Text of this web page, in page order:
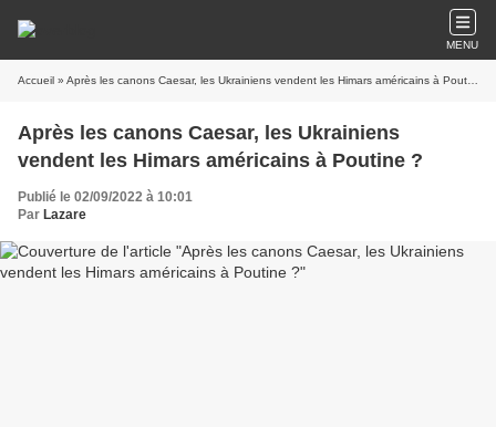
MENU
Accueil » Après les canons Caesar, les Ukrainiens vendent les Himars américains à Poutine ?
Après les canons Caesar, les Ukrainiens
vendent les Himars américains à Poutine ?
Publié le 02/09/2022 à 10:01
Par Lazare